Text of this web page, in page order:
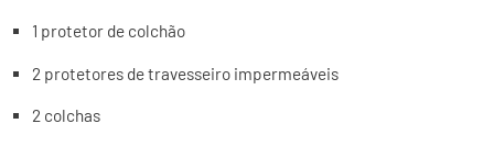
1 protetor de colchão
2 protetores de travesseiro impermeáveis
2 colchas